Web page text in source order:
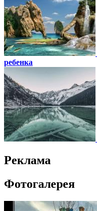
ребенка
Реклама
Фотогалерея